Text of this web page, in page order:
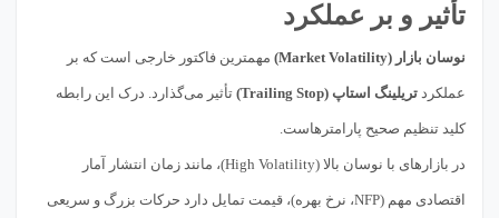
تأثیر و بر عملکرد
نوسان بازار (Market Volatility) مهمترین فاکتور خارجی است که بر
عملکرد تریلینگ استاپ (Trailing Stop) تأثیر می‌گذارد. درک این رابطه
کلید تنظیم صحیح پارامترهاست.
در بازارهای با نوسان بالا (High Volatility)، مانند زمان انتشار آمار
اقتصادی مهم (NFP، نرخ بهره)، قیمت تمایل دارد حرکات بزرگ و سریعی